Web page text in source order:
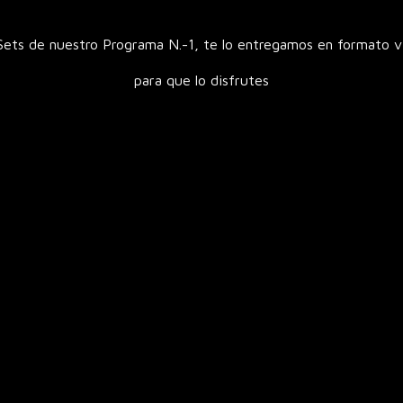
de nuestro Programa N.-1, te lo entregamos en formato
para que lo disfrutes